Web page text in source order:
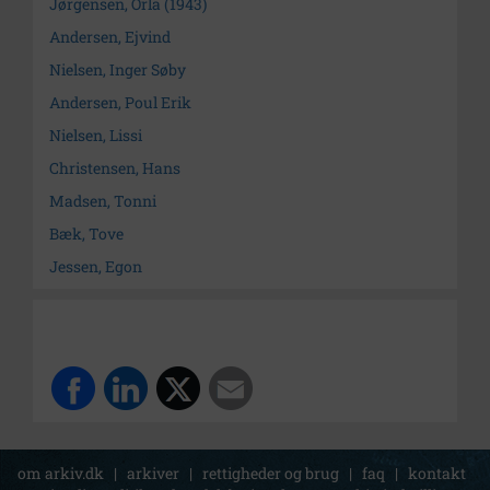
Andersen, Ejvind
Nielsen, Inger Søby
Andersen, Poul Erik
Nielsen, Lissi
Christensen, Hans
Madsen, Tonni
Bæk, Tove
Jessen, Egon
om arkiv.dk | arkiver | rettigheder og brug | faq | kontakt